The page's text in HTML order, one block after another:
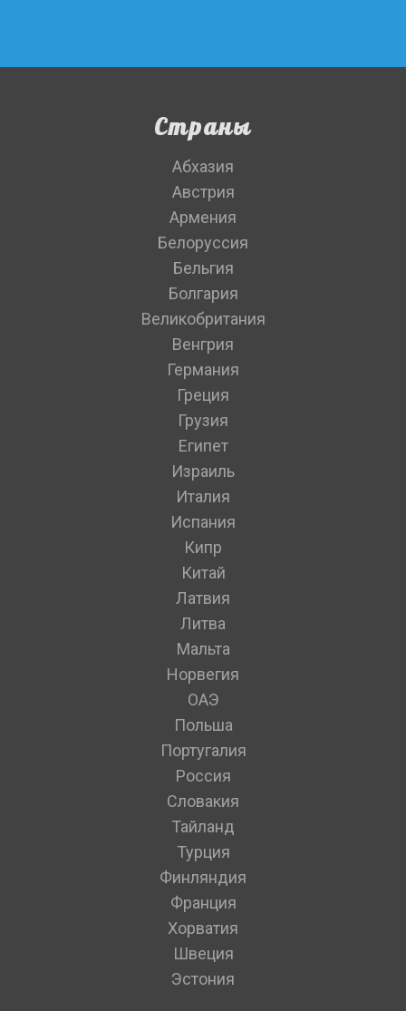
Страны
Абхазия
Австрия
Армения
Белоруссия
Бельгия
Болгария
Великобритания
Венгрия
Германия
Греция
Грузия
Египет
Израиль
Италия
Испания
Кипр
Китай
Латвия
Литва
Мальта
Норвегия
ОАЭ
Польша
Португалия
Россия
Словакия
Тайланд
Турция
Финляндия
Франция
Хорватия
Швеция
Эстония